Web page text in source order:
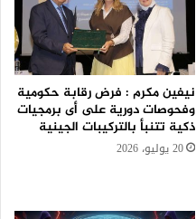
نيفين مكرم : فرض رقابة حكومية
وفحوصات دورية على أى برمجيات
ذكية تتنبأ بالتركيبات الجينية
20 يوليو، 2026